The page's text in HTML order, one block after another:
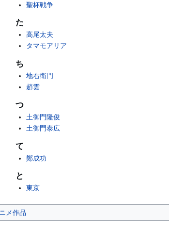
聖杯戦争
た
高尾太夫
タマモアリア
ち
地右衛門
趙雲
つ
土御門隆俊
土御門泰広
て
鄭成功
と
東京
メ作品